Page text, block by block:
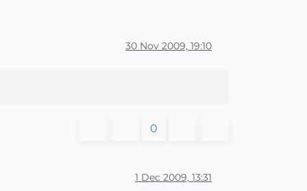
30 Nov 2009, 19:10
0
1 Dec 2009, 13:31